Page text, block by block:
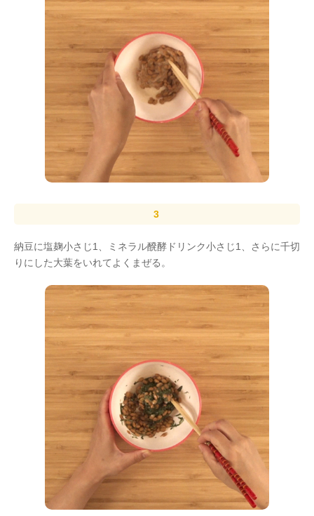
納豆に塩麹小さじ1、ミネラル醗酵ドリンク小さじ1、さらに千切
りにした大葉をいれてよくまぜる。